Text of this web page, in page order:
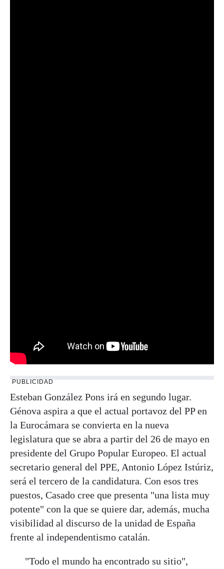
PUBLICIDAD
Esteban González Pons irá en segundo lugar.
Génova aspira a que el actual portavoz del PP en
la Eurocámara se convierta en la nueva
legislatura que se abra a partir del 26 de mayo en
presidente del Grupo Popular Europeo. El actual
secretario general del PPE, Antonio López Istúriz,
será el tercero de la candidatura. Con esos tres
puestos, Casado cree que presenta "una lista muy
potente" con la que se quiere dar, además, mucha
visibilidad al discurso de la unidad de España
frente al independentismo catalán.
"Todo el mundo ha encontrado su sitio",